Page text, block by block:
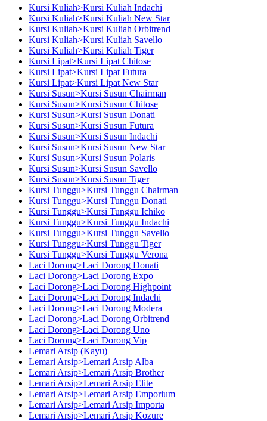
Kursi Kuliah>Kursi Kuliah Indachi
Kursi Kuliah>Kursi Kuliah New Star
Kursi Kuliah>Kursi Kuliah Orbitrend
Kursi Kuliah>Kursi Kuliah Savello
Kursi Kuliah>Kursi Kuliah Tiger
Kursi Lipat>Kursi Lipat Chitose
Kursi Lipat>Kursi Lipat Futura
Kursi Lipat>Kursi Lipat New Star
Kursi Susun>Kursi Susun Chairman
Kursi Susun>Kursi Susun Chitose
Kursi Susun>Kursi Susun Donati
Kursi Susun>Kursi Susun Futura
Kursi Susun>Kursi Susun Indachi
Kursi Susun>Kursi Susun New Star
Kursi Susun>Kursi Susun Polaris
Kursi Susun>Kursi Susun Savello
Kursi Susun>Kursi Susun Tiger
Kursi Tunggu>Kursi Tunggu Chairman
Kursi Tunggu>Kursi Tunggu Donati
Kursi Tunggu>Kursi Tunggu Ichiko
Kursi Tunggu>Kursi Tunggu Indachi
Kursi Tunggu>Kursi Tunggu Savello
Kursi Tunggu>Kursi Tunggu Tiger
Kursi Tunggu>Kursi Tunggu Verona
Laci Dorong>Laci Dorong Donati
Laci Dorong>Laci Dorong Expo
Laci Dorong>Laci Dorong Highpoint
Laci Dorong>Laci Dorong Indachi
Laci Dorong>Laci Dorong Modera
Laci Dorong>Laci Dorong Orbitrend
Laci Dorong>Laci Dorong Uno
Laci Dorong>Laci Dorong Vip
Lemari Arsip (Kayu)
Lemari Arsip>Lemari Arsip Alba
Lemari Arsip>Lemari Arsip Brother
Lemari Arsip>Lemari Arsip Elite
Lemari Arsip>Lemari Arsip Emporium
Lemari Arsip>Lemari Arsip Importa
Lemari Arsip>Lemari Arsip Kozure